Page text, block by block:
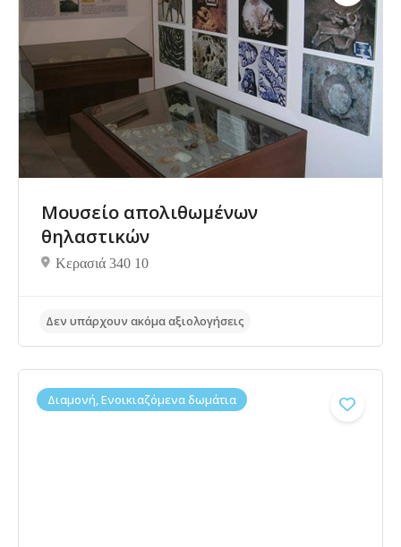
Δεν υπάρχουν ακόμα αξιολογήσεις
Μουσείο απολιθωμένων
θηλαστικών
Κερασιά 340 10
Διαμονή, Ενοικιαζόμενα δωμάτια